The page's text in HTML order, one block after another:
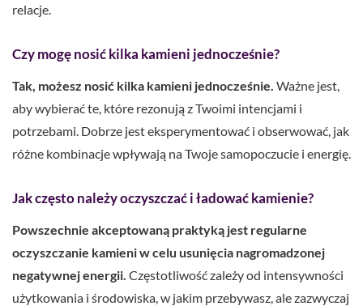
relacje.
Czy mogę nosić kilka kamieni jednocześnie?
Tak, możesz nosić kilka kamieni jednocześnie. Ważne jest,
aby wybierać te, które rezonują z Twoimi intencjami i
potrzebami. Dobrze jest eksperymentować i obserwować, jak
różne kombinacje wpływają na Twoje samopoczucie i energię.
Jak często należy oczyszczać i ładować kamienie?
Powszechnie akceptowaną praktyką jest regularne
oczyszczanie kamieni w celu usunięcia nagromadzonej
negatywnej energii. Częstotliwość zależy od intensywności
użytkowania i środowiska, w jakim przebywasz, ale zazwyczaj